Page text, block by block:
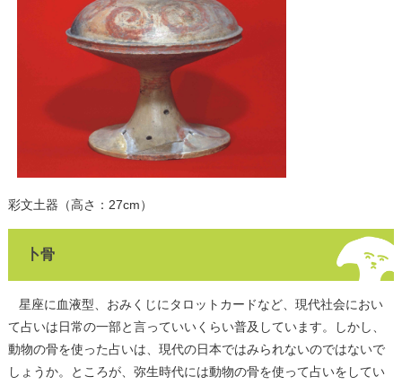
彩文土器（高さ：27cm）
卜骨
星座に血液型、おみくじにタロットカードなど、現代社会におい
て占いは日常の一部と言っていいくらい普及しています。しかし、
動物の骨を使った占いは、現代の日本ではみられないのではないで
しょうか。ところが、弥生時代には動物の骨を使って占いをしてい